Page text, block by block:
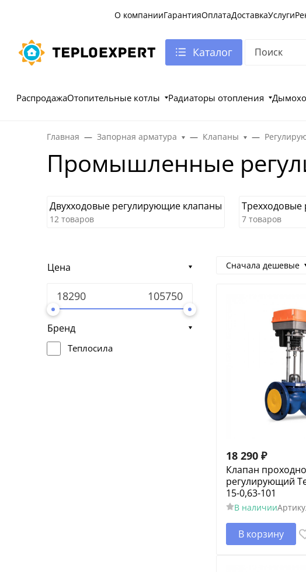
О компанииГарантияОплатаДоставкаУслуги
Каталог
РаспродажаОтопительные котлы Радиаторы отопления
Главная Запорная арматура Клапаны
Промышленные
Двухходовые регулирующие клапаны
12 товаров 7 товаров
Цена
Бренд
Теплосила
Сначала дешевые
18 290 ₽
Клапан
регулирующий
15-0,63-101
В наличии
В корзину